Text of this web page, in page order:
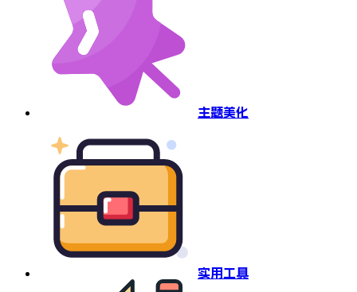
主题美化
实用工具